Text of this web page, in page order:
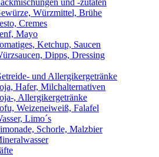
und -zutaten
Würzmittel, Brühe
Cremes
Mayo
Ketchup, Saucen
Dipps, Dressing
und Allergikergetränke
Hafer, Milchalternativen
, Allergikergetränke
Weizeneiweiß, Falafel
Limo´s
Schorle, Malzbier